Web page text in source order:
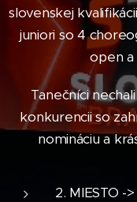
slovenskej
juniori so 4
open
Tanečníci
konkurencii so
nomináciu a
2. MIESTO -